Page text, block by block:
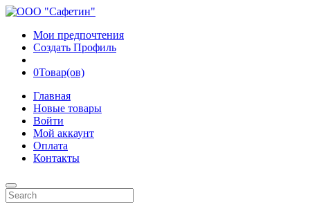
Мои предпочтения
Создать Профиль
0Товар(ов)
Главная
Новые товары
Войти
Мой аккаунт
Оплата
Контакты